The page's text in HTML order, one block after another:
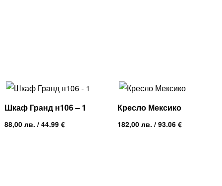
Шкаф Гранд н106 – 1
88,00 лв. / 44.99 €
Кресло Мексико
182,00лв. / 93.06 €